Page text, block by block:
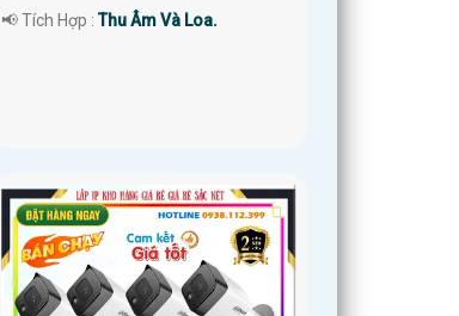
️📢 Tích Hợp :Thu Âm Và Loa.